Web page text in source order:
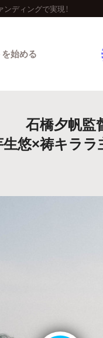
ディングで実現！
人気のプロジェ
ら探す タグから探
始める
石橋夕帆監
悠×祷キララ